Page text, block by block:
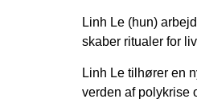
Linh Le (hun)
skaber ritualer for
Linh Le tilhører en
verden af polykrise